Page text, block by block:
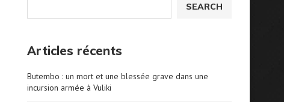
SEARCH
Articles récents
Butembo : un mort et une blessée grave dans une
incursion armée à Vuliki